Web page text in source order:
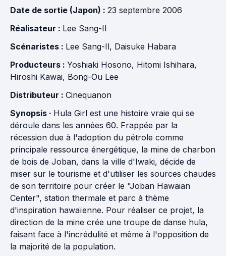
Date de sortie (Japon) : 23 septembre 2006
Réalisateur : Lee Sang-Il
Scénaristes : Lee Sang-Il, Daisuke Habara
Producteurs : Yoshiaki Hosono, Hitomi Ishihara,
Hiroshi Kawai, Bong-Ou Lee
Distributeur : Cinequanon
Synopsis · Hula Girl est une histoire vraie qui se
déroule dans les années 60. Frappée par la
récession due à l'adoption du pétrole comme
principale ressource énergétique, la mine de charbon
de bois de Joban, dans la ville d'Iwaki, décide de
miser sur le tourisme et d'utiliser les sources chaudes
de son territoire pour créer le "Joban Hawaian
Center", station thermale et parc à thème
d'inspiration hawaïenne. Pour réaliser ce projet, la
direction de la mine crée une troupe de danse hula,
faisant face à l'incrédulité et même à l'opposition de
la majorité de la population.